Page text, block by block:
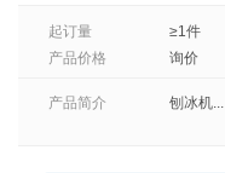
起订量
≥1件
产品价格
询价
产品简介 刨冰机...